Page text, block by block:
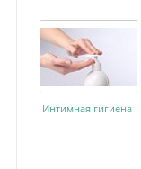
Интимная гигиена